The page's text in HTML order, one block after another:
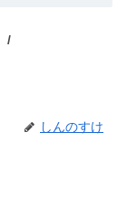
しんのすけ